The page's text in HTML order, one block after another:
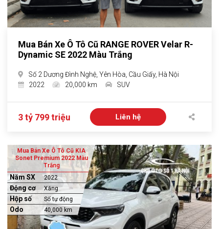
Mua Bán Xe Ô Tô Cũ RANGE ROVER Velar R-
Dynamic SE 2022 Màu Trắng
Số 2 Dương Đình Nghệ, Yên Hòa, Cầu Giấy, Hà Nội
2022
20,000 km SUV
3 tỷ 799 triệu Liên hệ
Mua Bán Xe Ô Tô Cũ KIA
Sonet Premium 2022 Màu
Trắng
Năm SX 2022
Động cơ Xăng
Hộp số Số tự động
Odo 40,000 km